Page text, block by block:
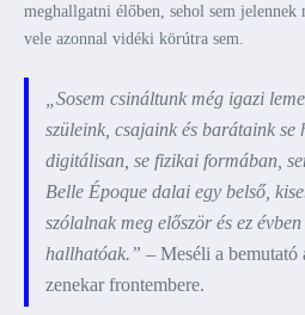
meghallgatni élőben, sehol sem
vele azonnal vidéki körútra sem.
„Sosem csináltunk még igazi
szüleink, csajaink és barátaink se
digitálisan, se fizikai formában,
Belle Époque dalai egy belső,
szólalnak meg először és ez
hallhatóak.” – Meséli a
zenekar frontembere.